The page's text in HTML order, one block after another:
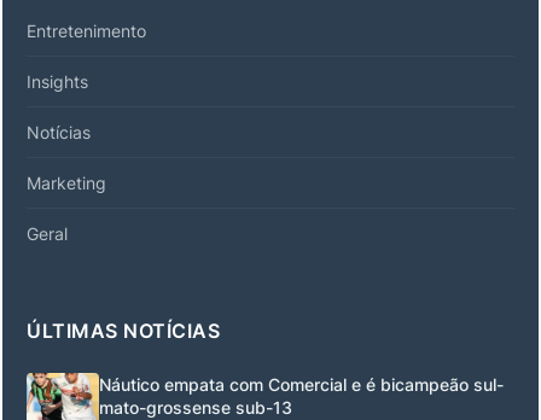
Entretenimento
Insights
Notícias
Marketing
Geral
ÚLTIMAS NOTÍCIAS
Náutico empata com Comercial e é bicampeão sul-
mato-grossense sub-13